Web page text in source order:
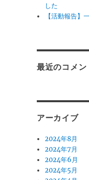
した
【活動報告】
最近のコメン
アーカイブ
2024年8月
2024年7月
2024年6月
2024年5月